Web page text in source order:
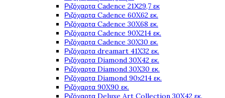
Ριζόχαρτα Cadence 21Χ29,7 εκ
Ριζόχαρτα Cadence 60X62 εκ.
Ριζόχαρτα Cadence 30X68 εκ.
Ριζόχαρτα Cadence 90X214 εκ.
Ριζόχαρτα Cadence 30X30 εκ.
Ριζόχαρτα dreamart 41X32 εκ.
Ριζόχαρτα Diamond 30X42 εκ.
Ριζόχαρτα Diamond 30X30 εκ.
Ριζόχαρτα Diamond 90x214 εκ.
Ριζόχαρτα 90X90 εκ.
Ριζόχαρτα Deluxe Art Collection 30X42 εκ.